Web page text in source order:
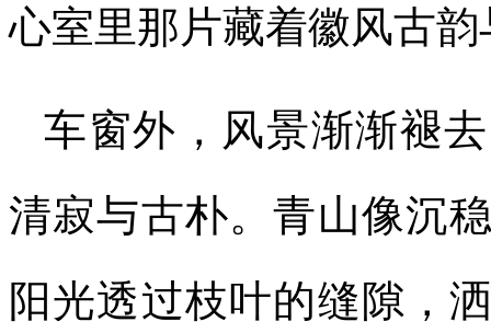
心室里那片藏着徽风古
车窗外，风景渐渐褪
清寂与古朴。青山像沉
阳光透过枝叶的缝隙，